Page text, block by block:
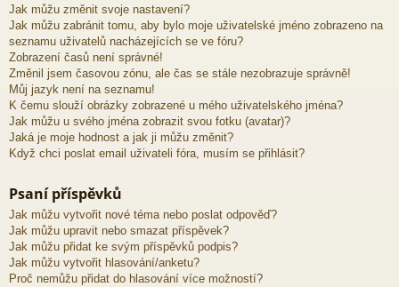
Jak můžu změnit svoje nastavení?
Jak můžu zabránit tomu, aby bylo moje uživatelské jméno zobrazeno na
seznamu uživatelů nacházejících se ve fóru?
Zobrazení časů není správné!
Změnil jsem časovou zónu, ale čas se stále nezobrazuje správně!
Můj jazyk není na seznamu!
K čemu slouží obrázky zobrazené u mého uživatelského jména?
Jak můžu u svého jména zobrazit svou fotku (avatar)?
Jaká je moje hodnost a jak ji můžu změnit?
Když chci poslat email uživateli fóra, musím se přihlásit?
Psaní příspěvků
Jak můžu vytvořit nové téma nebo poslat odpověď?
Jak můžu upravit nebo smazat příspěvek?
Jak můžu přidat ke svým příspěvků podpis?
Jak můžu vytvořit hlasování/anketu?
Proč nemůžu přidat do hlasování více možností?